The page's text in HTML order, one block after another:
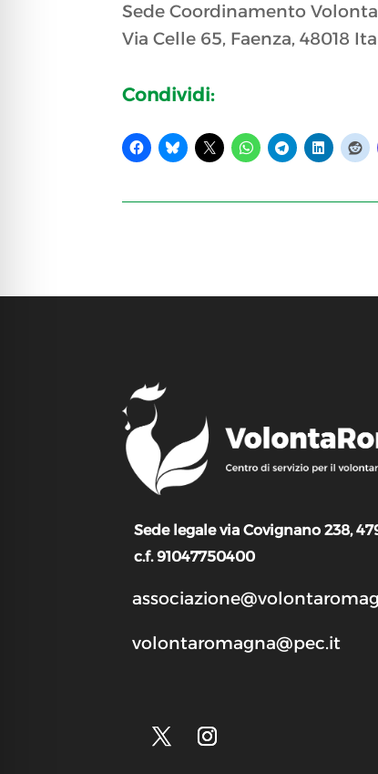
Sede Coordinamento
Via Celle 65, Faenza, 48018
Condividi:
Sede legale via Covignano 238,
c.f. 91047750400
volontaromagna@pec.it